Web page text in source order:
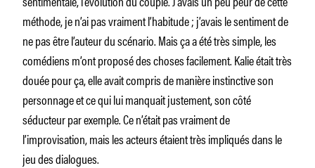
méthode, je n’ai pas vraiment l’habitude ; j’avais le sentiment de
ne pas être l’auteur du scénario. Mais ça a été très simple, les
comédiens m’ont proposé des choses facilement. Kalie était très
douée pour ça, elle avait compris de manière instinctive son
personnage et ce qui lui manquait justement, son côté
séducteur par exemple. Ce n’était pas vraiment de
l’improvisation, mais les acteurs étaient très impliqués dans le
jeu des dialogues.